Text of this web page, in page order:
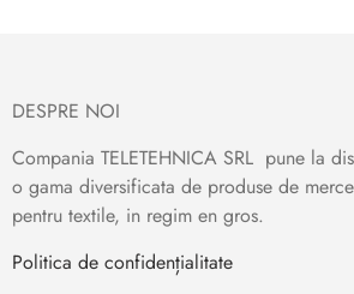
DESPRE NOI
Compania TELETEHNICA SRL pune la
o gama diversificata de produse de
pentru textile, in regim en gros.
Politica de confidențialitate